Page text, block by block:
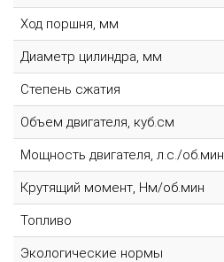
Ход поршня, мм
Диаметр цилиндра, мм
Степень сжатия
Объем двигателя, куб.см
Мощность двигателя, л.с./об.мин
Крутящий момент, Нм/об.мин
Топливо
Экологические нормы